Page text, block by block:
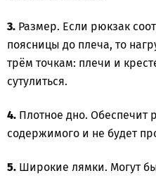
3. Размер. Если рюкзак
поясницы до плеча, то
трём точкам: плечи и
сутулиться.
4. Плотное дно. Обеспечит
содержимого и не будет
5. Широкие лямки. Могут